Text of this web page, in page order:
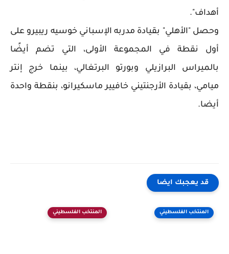
أهداف".
وحصل "الأهلي" بقيادة مدربه الإسباني خوسيه ريبيرو على
أول نقطة في المجموعة الأولى، التي تضم أيضًا
بالميراس البرازيلي وبورتو البرتغالي، بينما خرج إنتر
ميامي، بقيادة الأرجنتيني خافيير ماسكيرانو، بنقطة واحدة
أيضا.
قد يعجبك ايضا
المنتخب الفلسطيني المنتخب الفلسطيني